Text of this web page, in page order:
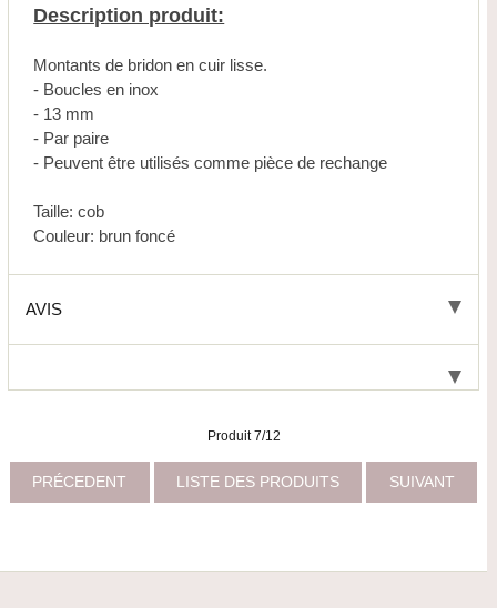
Description produit:
Montants de bridon en cuir lisse.
- Boucles en inox
- 13 mm
- Par paire
- Peuvent être utilisés comme pièce de rechange
Taille: cob
Couleur: brun foncé
AVIS
Produit 7/12
PRÉCEDENT LISTE DES PRODUITS SUIVANT